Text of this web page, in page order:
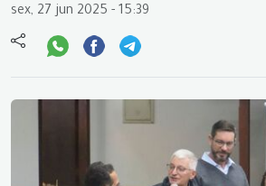
sex, 27 jun 2025 - 15:39